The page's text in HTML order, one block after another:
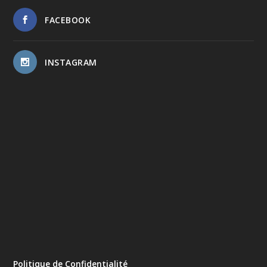
FACEBOOK
INSTAGRAM
Politique de Confidentialité